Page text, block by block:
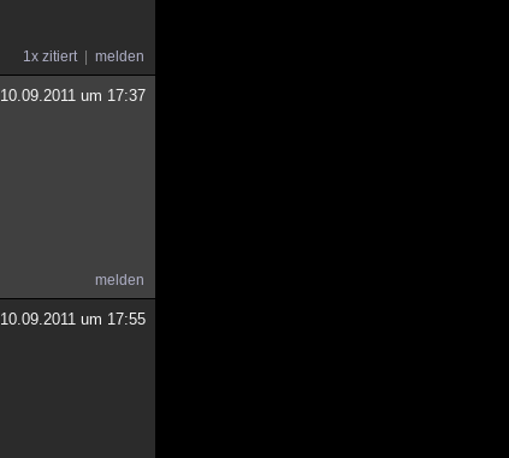
1x zitiert melden
10.09.2011 um 17:37
melden
10.09.2011 um 17:55